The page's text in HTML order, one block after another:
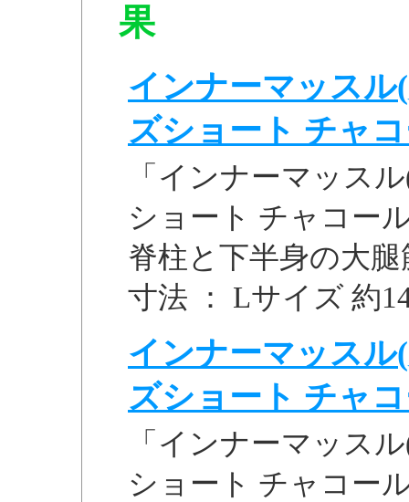
果
インナーマッス
ズショート チャ
「インナーマッス
ショート チャコー
脊柱と下半身の大
寸法 ： Lサイズ 約
インナーマッス
ズショート チャ
「インナーマッス
ショート チャコー